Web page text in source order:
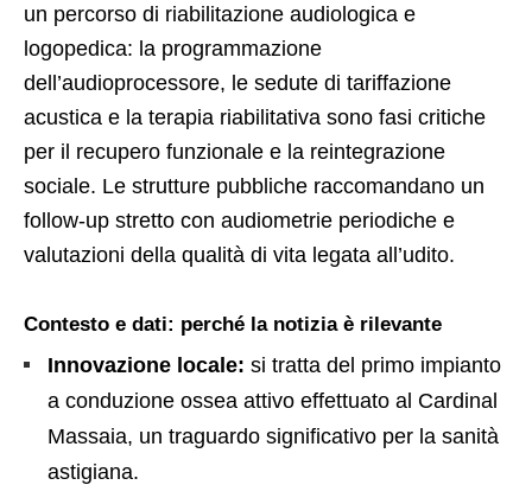
un percorso di riabilitazione audiologica e
logopedica: la programmazione
dell’audioprocessore, le sedute di tariffazione
acustica e la terapia riabilitativa sono fasi critiche
per il recupero funzionale e la reintegrazione
sociale. Le strutture pubbliche raccomandano un
follow-up stretto con audiometrie periodiche e
valutazioni della qualità di vita legata all’udito.
Contesto e dati: perché la notizia è rilevante
Innovazione locale: si tratta del primo impianto
a conduzione ossea attivo effettuato al Cardinal
Massaia, un traguardo significativo per la sanità
astigiana.